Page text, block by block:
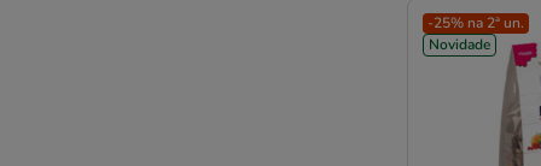
-25% na 2ª un.
Novidade